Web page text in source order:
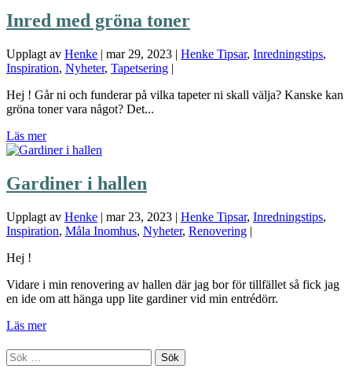
Inred med gröna toner
Upplagt av Henke | mar 29, 2023 | Henke Tipsar, Inredningstips,
Inspiration, Nyheter, Tapetsering |
Hej ! Går ni och funderar på vilka tapeter ni skall välja? Kanske kan
gröna toner vara något? Det...
Läs mer
Gardiner i hallen
Upplagt av Henke | mar 23, 2023 | Henke Tipsar, Inredningstips,
Inspiration, Måla Inomhus, Nyheter, Renovering |
Hej !
Vidare i min renovering av hallen där jag bor för tillfället så fick jag
en ide om att hänga upp lite gardiner vid min entrédörr.
Läs mer
Sök
efter: